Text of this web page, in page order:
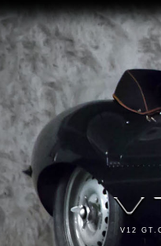
V12